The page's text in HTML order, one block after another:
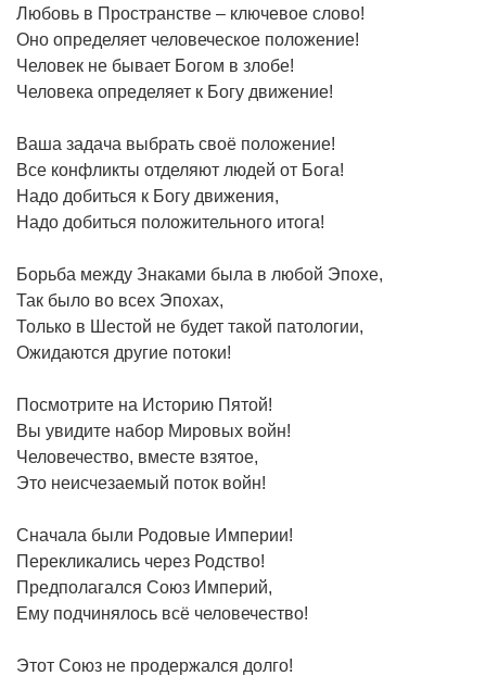
Любовь в Пространстве – ключевое слово!
Оно определяет человеческое положение!
Человек не бывает Богом в злобе!
Человека определяет к Богу движение!
Ваша задача выбрать своё положение!
Все конфликты отделяют людей от Бога!
Надо добиться к Богу движения,
Надо добиться положительного итога!
Борьба между Знаками была в любой Эпохе,
Так было во всех Эпохах,
Только в Шестой не будет такой патологии,
Ожидаются другие потоки!
Посмотрите на Историю Пятой!
Вы увидите набор Мировых войн!
Человечество, вместе взятое,
Это неисчезаемый поток войн!
Сначала были Родовые Империи!
Перекликались через Родство!
Предполагался Союз Империй,
Ему подчинялось всё человечество!
Этот Союз не продержался долго!